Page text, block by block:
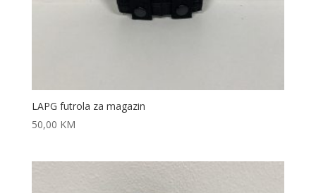
LAPG futrola za magazin
50,00 KM